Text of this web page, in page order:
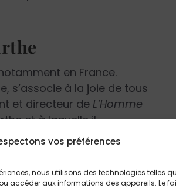
vos préférences
nous utilisons des technologies telles
accéder aux informations des appareils. Le
en France.
s’associe à la joie de tous
et directeur de L’Homme
et à laquelle il
à son sujet :Pour entrer
notamment :
les plus